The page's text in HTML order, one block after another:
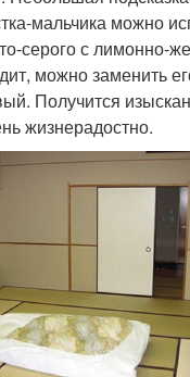
мальчика можно
серого с лимонно-
можно заменить
Получится
жизнерадостно.